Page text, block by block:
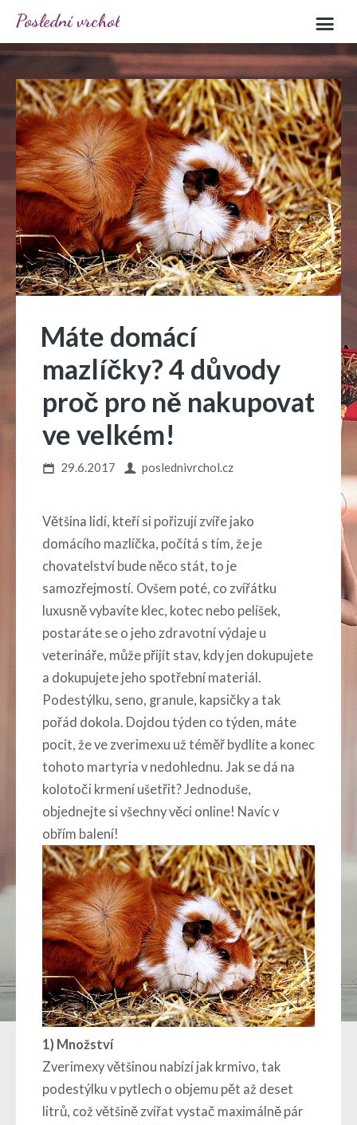
Poslední vrchol
Máte domácí
mazlíčky? 4 důvody
proč pro ně nakupovat
ve velkém!
29.6.2017 poslednivrchol.cz
Většina lidí, kteří si pořizují zvíře jako
domácího mazlíčka, počítá s tím, že je
chovatelství bude něco stát, to je
samozřejmostí. Ovšem poté, co zvířátku
luxusně vybavíte klec, kotec nebo pelíšek,
postaráte se o jeho zdravotní výdaje u
veterináře, může přijít stav, kdy jen dokupujete
a dokupujete jeho spotřební materiál.
Podestýlku, seno, granule, kapsičky a tak
pořád dokola. Dojdou týden co týden, máte
pocit, že ve zverimexu už téměř bydlíte a konec
tohoto martyria v nedohlednu. Jak se dá na
kolotoči krmení ušetřit? Jednoduše,
objednejte si všechny věci online! Navíc v
obřím balení!
1) Množství
Zverimexy většinou nabízí jak krmivo, tak
podestýlku v pytlech o objemu pět až deset
litrů, což většině zvířat vystač maximálně pár